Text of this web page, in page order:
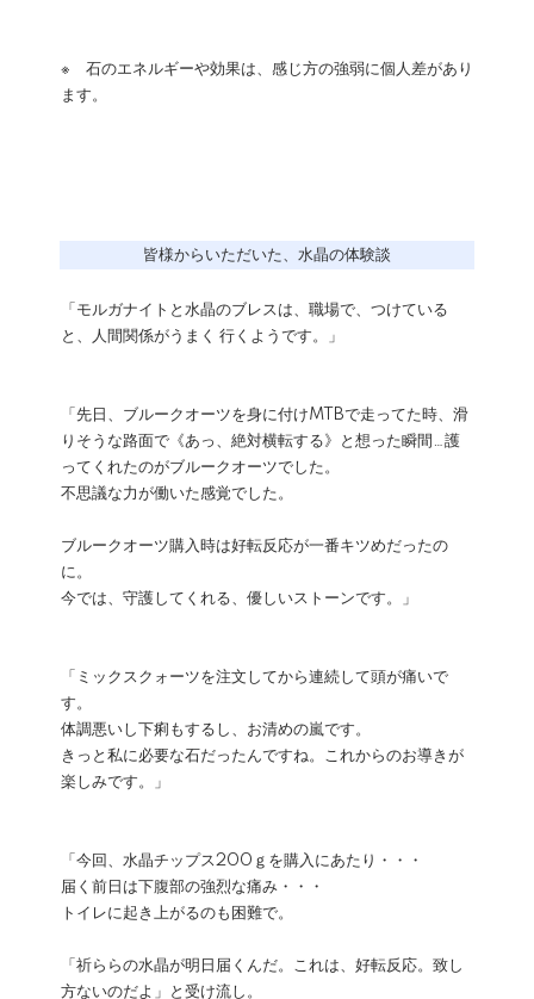
※ 石のエネルギーや効果は、感じ方の強弱に個人差があり
ます。
皆様からいただいた、水晶の体験談
「モルガナイトと水晶のブレスは、職場で、つけている
と、人間関係がうまく 行くようです。」
「先日、ブルークオーツを身に付けMTBで走ってた時、滑
りそうな路面で《あっ、絶対横転する》と想った瞬間…護
ってくれたのがブルークオーツでした。
不思議な力が働いた感覚でした。
ブルークオーツ購入時は好転反応が一番キツめだったの
に。
今では、守護してくれる、優しいストーンです。」
「ミックスクォーツを注文してから連続して頭が痛いで
す。
体調悪いし下痢もするし、お清めの嵐です。
きっと私に必要な石だったんですね。これからのお導きが
楽しみです。」
「今回、水晶チップス200ｇを購入にあたり・・・
届く前日は下腹部の強烈な痛み・・・
トイレに起き上がるのも困難で。
「祈ららの水晶が明日届くんだ。これは、好転反応。致し
方ないのだよ」と受け流し。